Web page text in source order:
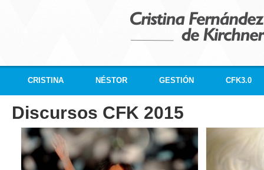
CRISTINA NÉSTOR GESTIÓN CFK3.0
Discursos CFK 2015